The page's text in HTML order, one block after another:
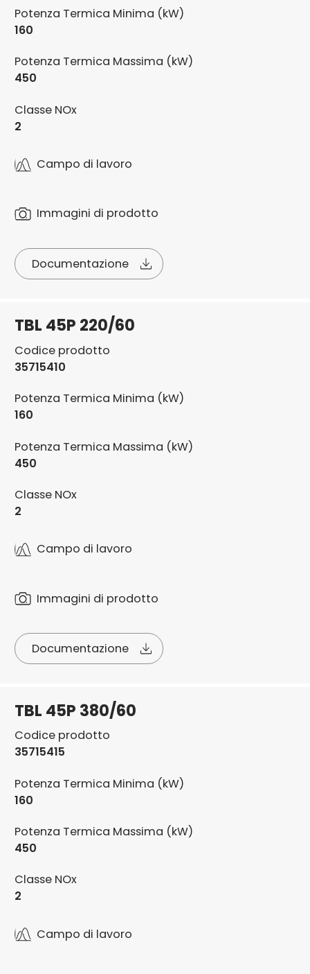
Potenza Termica Minima (kW)
160
Potenza Termica Massima (kW)
450
Classe NOx
2
Campo di lavoro
Immagini di prodotto
Documentazione
TBL 45P 220/60
Codice prodotto
35715410
Potenza Termica Minima (kW)
160
Potenza Termica Massima (kW)
450
Classe NOx
2
Campo di lavoro
Immagini di prodotto
Documentazione
TBL 45P 380/60
Codice prodotto
35715415
Potenza Termica Minima (kW)
160
Potenza Termica Massima (kW)
450
Classe NOx
2
Campo di lavoro